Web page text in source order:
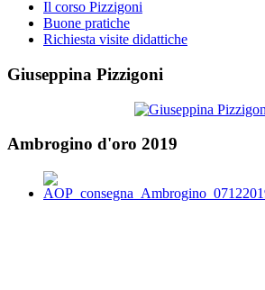
Il corso Pizzigoni
Buone pratiche
Richiesta visite didattiche
Giuseppina Pizzigoni
Ambrogino d'oro 2019